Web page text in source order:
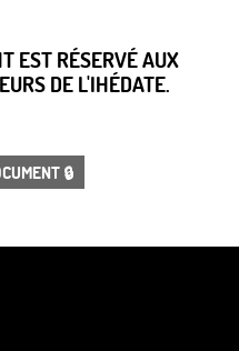
EST RÉSERVÉ AUX
DE L'IHÉDATE.
🔒